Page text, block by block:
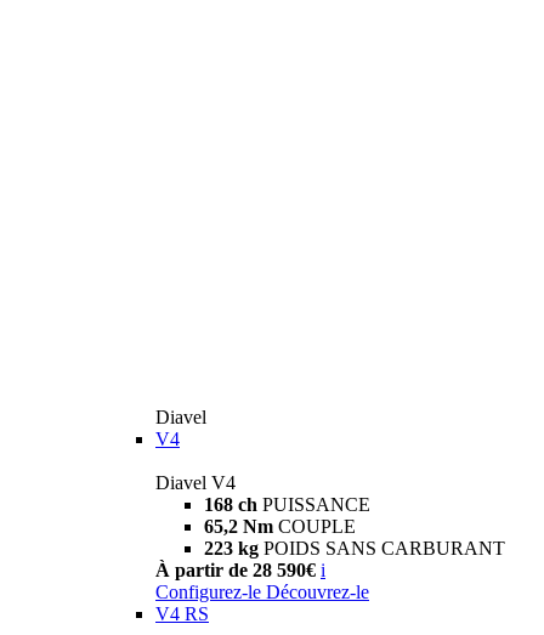
Diavel
V4
Diavel V4
168 ch PUISSANCE
65,2 Nm COUPLE
223 kg POIDS SANS CARBURANT
À partir de 28 590€ i
Configurez-le Découvrez-le
V4 RS